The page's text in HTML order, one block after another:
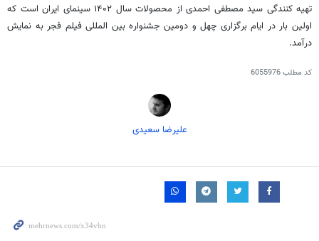
تهیه کنندگی سید مصطفی احمدی از محصولات سال ۱۴۰۲ سینمای ایران است که
اولین بار در ایام برگزاری چهل و دومین جشنواره بین المللی فیلم فجر به نمایش
درآمد.
کد مطلب6055976
علیرضا سعیدی